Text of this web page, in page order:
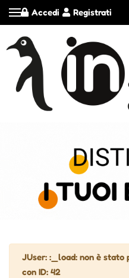
Registrati
Accedi
Attenzione
JUser: :_load: non è
con ID: 42